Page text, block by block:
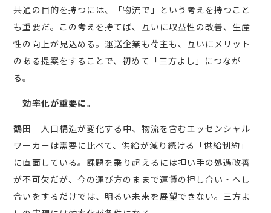
共通の目的を持つには、「物流で」という考えを持つこと
も重要だ。この考えを持てば、互いに収益性の改善、生産
性の向上が見込める。運送企業も荷主も、互いにメリット
のある提案をすることで、初めて「三方よし」につなが
る。
―効率化が重要に。
鶴田
人口構造が変化する中、物流を含むエッセンシャル
ワーカーは需要に比べて、供給が減り続ける「供給制約」
に直面している。課題を乗り超えるには担い手の処遇改善
が不可欠だが、今の運び方のままで運賃の押し合い・へし
合いをするだけでは、明るい未来を展望できない。三方よ